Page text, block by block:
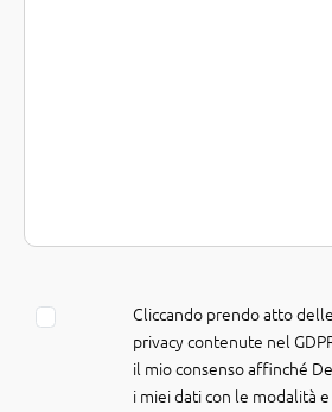
Cliccando prendo atto
privacy contenute nel
il mio consenso affinché
i miei dati con le modalità